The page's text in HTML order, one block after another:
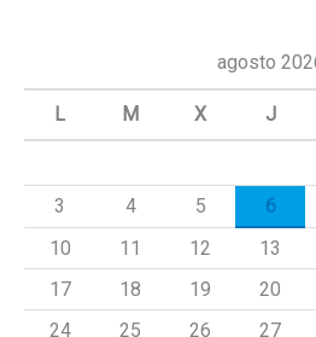
a
agosto
L M X J
3
4 5 6
10
11 12 13
17
18 19 20
24
25 26 27